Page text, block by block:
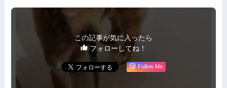
この記事が気に入ったら
フォローしてね！
Follow Me